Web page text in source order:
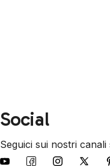
Social
Seguici sui nostri canali